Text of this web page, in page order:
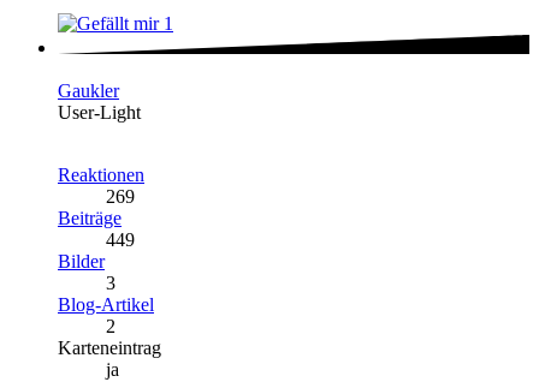
1
Gaukler
User-Light
Reaktionen
269
Beiträge
449
Bilder
3
Blog-Artikel
2
Karteneintrag
ja